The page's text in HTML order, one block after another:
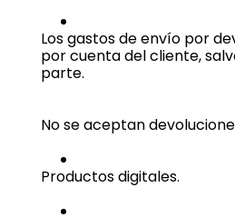
Los gastos de envío por
por cuenta del cliente,
parte.
No se aceptan
Productos digitales.